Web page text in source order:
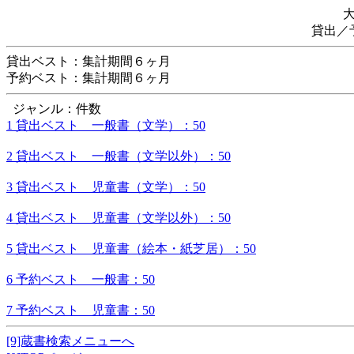
貸出／
貸出ベスト：集計期間６ヶ月
予約ベスト：集計期間６ヶ月
ジャンル：件数
1 貸出ベスト 一般書（文学）：50
2 貸出ベスト 一般書（文学以外）：50
3 貸出ベスト 児童書（文学）：50
4 貸出ベスト 児童書（文学以外）：50
5 貸出ベスト 児童書（絵本・紙芝居）：50
6 予約ベスト 一般書：50
7 予約ベスト 児童書：50
[9]蔵書検索メニューへ